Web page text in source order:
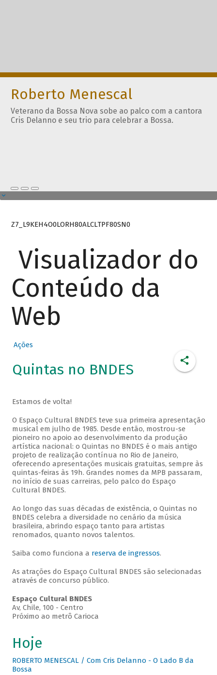
Roberto Menescal
Veterano da Bossa Nova sobe ao palco com a cantora
Cris Delanno e seu trio para celebrar a Bossa.
Z7_L9KEH4O0LORH80ALCLTPF80SN0
Visualizador do
Conteúdo da
Web
Ações
Quintas no BNDES
Estamos de volta!
O Espaço Cultural BNDES teve sua primeira apresentação
musical em julho de 1985. Desde então, mostrou-se
pioneiro no apoio ao desenvolvimento da produção
artística nacional: o Quintas no BNDES é o mais antigo
projeto de realização contínua no Rio de Janeiro,
oferecendo apresentações musicais gratuitas, sempre às
quintas-feiras às 19h. Grandes nomes da MPB passaram,
no início de suas carreiras, pelo palco do Espaço
Cultural BNDES.
Ao longo das suas décadas de existência, o Quintas no
BNDES celebra a diversidade no cenário da música
brasileira, abrindo espaço tanto para artistas
renomados, quanto novos talentos.
Saiba como funciona a reserva de ingressos.
As atrações do Espaço Cultural BNDES são selecionadas
através de concurso público.
Espaço Cultural BNDES
Av, Chile, 100 - Centro
Próximo ao metrô Carioca
Hoje
ROBERTO MENESCAL / Com Cris Delanno - O Lado B da
Bossa